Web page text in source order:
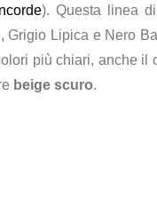
). Questa linea
Grigio Lipica e Nero
più chiari, anche il
beige scuro.